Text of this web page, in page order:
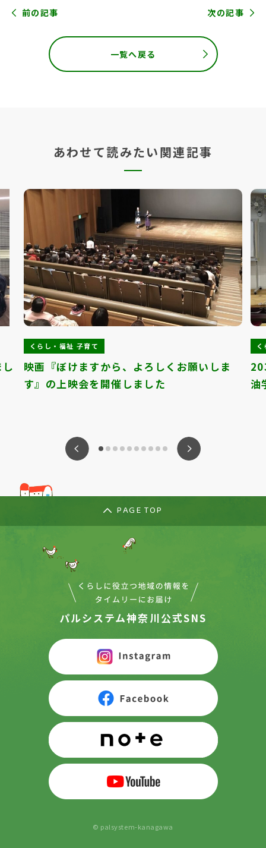
前の記事 次の記事
一覧へ戻る
あわせて読みたい関連記事
くらし・福祉 子育て
映画『ぼけますから、よろしくお願いしま
す』の上映会を開催しました
油
PAGE TOP
パルシステム神奈川公式SNS
© palsystem-kanagawa